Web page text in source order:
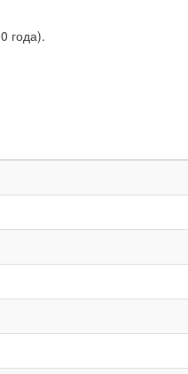
года).